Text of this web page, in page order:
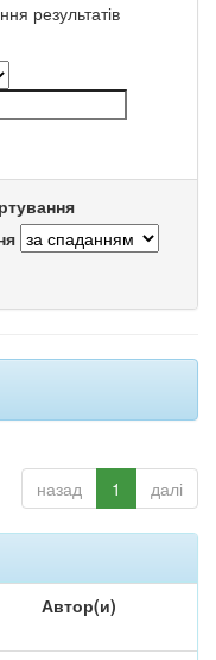
результатів
назад 1 далі
Автор(и)